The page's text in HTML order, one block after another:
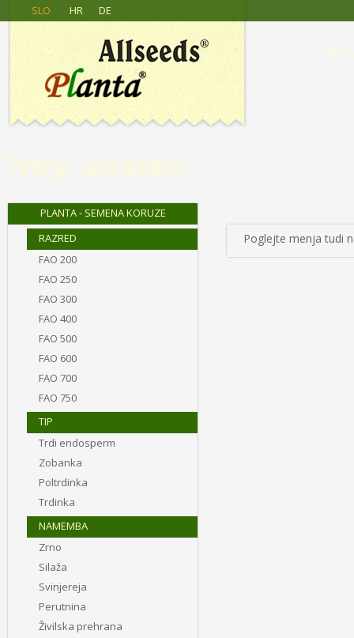
Skip to main content
SLO HR DE
Allseeds
O
Mnenja uporabnikov
Poglejte menja tudi
PLANTA - SEMENA KORUZE
RAZRED
FAO 200
FAO 250
FAO 300
FAO 400
FAO 500
FAO 600
FAO 700
FAO 750
TIP
Trdi endosperm
Zobanka
Poltrdinka
Trdinka
NAMEMBA
Zrno
Silaža
Svinjereja
Perutnina
Živilska prehrana